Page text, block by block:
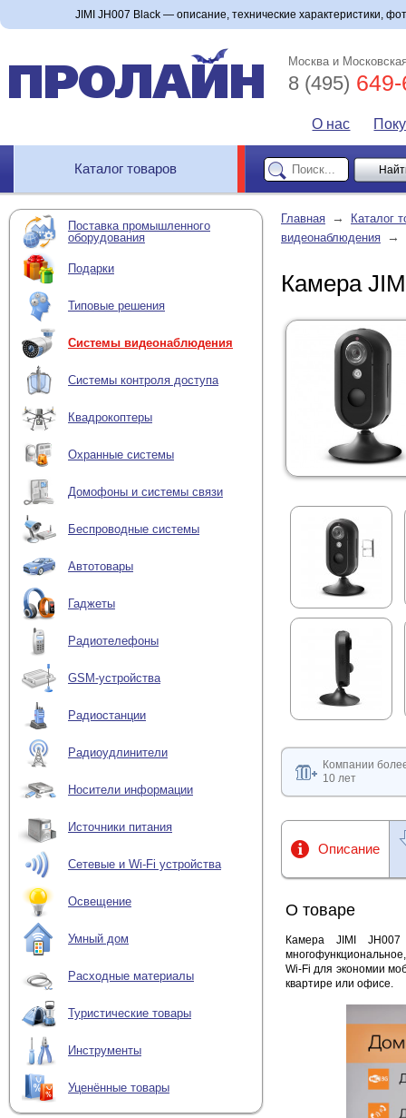
JIMI JH007 Black — описание, технические характеристики,
Москва и
8 (495)
О нас
Каталог товаров
Поставка промышленного
оборудования
Подарки
Типовые решения
Системы видеонаблюдения
Системы контроля доступа
Квадрокоптеры
Охранные системы
Домофоны и системы связи
Беспроводные системы
Автотовары
Гаджеты
Радиотелефоны
GSM-устройства
Радиостанции
Радиоудлинители
Носители информации
Источники питания
Сетевые и Wi-Fi устройства
Освещение
Умный дом
Расходные материалы
Туристические товары
Инструменты
Уценённые товары
Главная →
Каталог
видеонаблюдения →
Камера
Компании
10 лет
Описание
О товаре
Камера JIMI
Wi-Fi для экономии
квартире или офисе.